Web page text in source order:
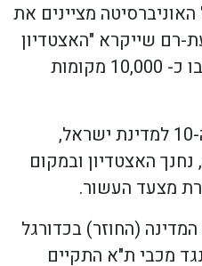
מציינים את
רם שייקרא "האצטדיון
הלאומי והאוניברסיטאי", ובו כ- 10,000 מקומות
ביום העצמאות ה-10 למדינת ישראל,
האצטדיון ובמקום
מצעד העשור.
(החוזר) בכדורגל
מכבי ת"א התקיים